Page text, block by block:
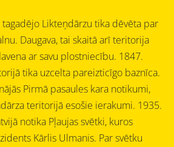
Likteņdārzu tika dēvēta par
Daugava, tai skaitā arī teritorija
ar savu plostniecību. 1847.
tika uzcelta pareizticīgo baznīca.
Pirmā pasaules kara notikumi,
teritorijā esošie ierakumi. 1935.
notika Pļaujas svētki, kuros
Kārlis Ulmanis. Par svētku